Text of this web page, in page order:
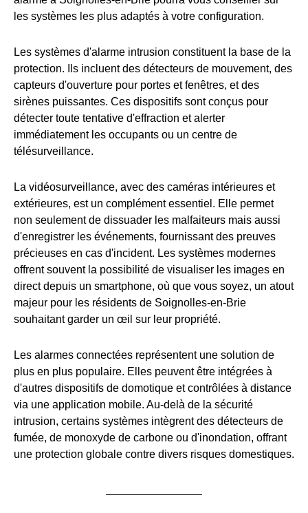
les systèmes les plus adaptés à votre configuration.
Les systèmes d'alarme intrusion constituent la base de la
protection. Ils incluent des détecteurs de mouvement, des
capteurs d'ouverture pour portes et fenêtres, et des
sirènes puissantes. Ces dispositifs sont conçus pour
détecter toute tentative d'effraction et alerter
immédiatement les occupants ou un centre de
télésurveillance.
La vidéosurveillance, avec des caméras intérieures et
extérieures, est un complément essentiel. Elle permet
non seulement de dissuader les malfaiteurs mais aussi
d'enregistrer les événements, fournissant des preuves
précieuses en cas d'incident. Les systèmes modernes
offrent souvent la possibilité de visualiser les images en
direct depuis un smartphone, où que vous soyez, un atout
majeur pour les résidents de Soignolles-en-Brie
souhaitant garder un œil sur leur propriété.
Les alarmes connectées représentent une solution de
plus en plus populaire. Elles peuvent être intégrées à
d'autres dispositifs de domotique et contrôlées à distance
via une application mobile. Au-delà de la sécurité
intrusion, certains systèmes intègrent des détecteurs de
fumée, de monoxyde de carbone ou d'inondation, offrant
une protection globale contre divers risques domestiques.